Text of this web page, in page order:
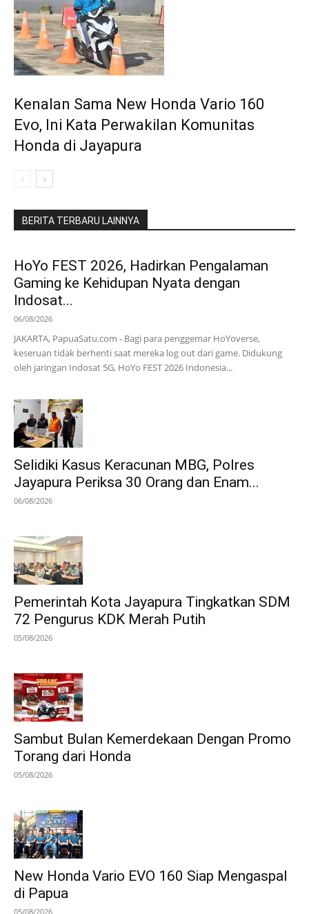
Kenalan Sama New Honda Vario 160
Evo, Ini Kata Perwakilan Komunitas
Honda di Jayapura
BERITA TERBARU LAINNYA
HoYo FEST 2026, Hadirkan Pengalaman
Gaming ke Kehidupan Nyata dengan
Indosat...
06/08/2026
JAKARTA, PapuaSatu.com - Bagi para penggemar HoYoverse,
keseruan tidak berhenti saat mereka log out dari game. Didukung
oleh jaringan Indosat 5G, HoYo FEST 2026 Indonesia...
Selidiki Kasus Keracunan MBG, Polres
Jayapura Periksa 30 Orang dan Enam...
06/08/2026
Pemerintah Kota Jayapura Tingkatkan SDM
72 Pengurus KDK Merah Putih
05/08/2026
Sambut Bulan Kemerdekaan Dengan Promo
Torang dari Honda
05/08/2026
New Honda Vario EVO 160 Siap Mengaspal
di Papua
05/08/2026